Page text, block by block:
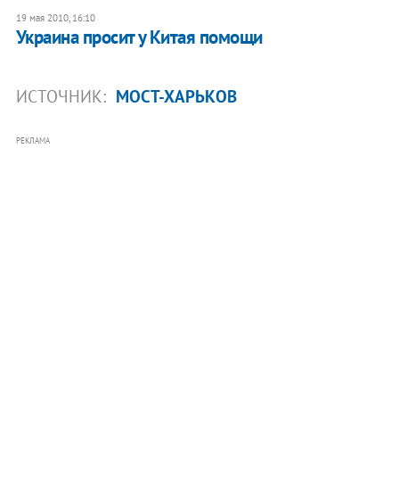
19 мая 2010, 16:10
Украина просит у Китая помощи
ИСТОЧНИК: МОСТ-ХАРЬКОВ
РЕКЛАМА